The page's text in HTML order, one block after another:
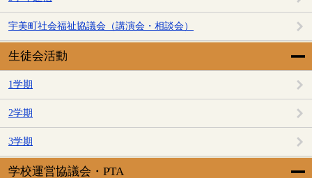
宇美町社会福祉協議会（講演会・相談会）
生徒会活動
1学期
2学期
3学期
学校運営協議会・PTA